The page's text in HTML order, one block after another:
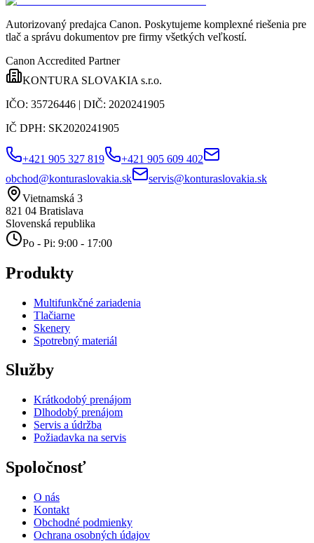
Autorizovaný predajca Canon. Poskytujeme komplexné riešenia pre
tlač a správu dokumentov pre firmy všetkých veľkostí.
Canon Accredited Partner
KONTURA SLOVAKIA s.r.o.
IČO: 35726446 | DIČ: 2020241905
IČ DPH: SK2020241905
+421 905 327 819
+421 905 609 402
obchod@konturaslovakia.sk
servis@konturaslovakia.sk
Vietnamská 3
821 04 Bratislava
Slovenská republika
Po - Pi: 9:00 - 17:00
Produkty
Multifunkčné zariadenia
Tlačiarne
Skenery
Spotrebný materiál
Služby
Krátkodobý prenájom
Dlhodobý prenájom
Servis a údržba
Požiadavka na servis
Spoločnosť
O nás
Kontakt
Obchodné podmienky
Ochrana osobných údajov